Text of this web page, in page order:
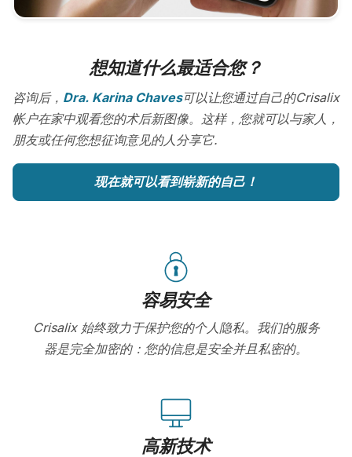
想知道什么最适合您？
咨询后， Dra. Karina Chaves可以让您通过自己的Crisalix
帐户在家中观看您的术后新图像。这样，您就可以与家人，
朋友或任何您想征询意见的人分享它.
现在就可以看到崭新的自己！
容易安全
Crisalix 始终致力于保护您的个人隐私。我们的服务
器是完全加密的：您的信息是安全并且私密的。
高新技术